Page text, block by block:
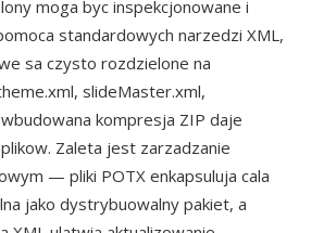
moga byc inspekcjonowane i
standardowych narzedzi XML,
sa czysto rozdzielone na
slideMaster.xml,
kompresja ZIP daje
Zaleta jest zarzadzanie
— pliki POTX enkapsuluja cala
jako dystrybuowalny pakiet, a